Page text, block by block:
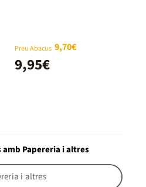
Preu Abacus 9,70€
9,95€
Papereria i altres
i altres